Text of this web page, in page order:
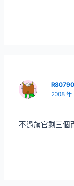
2008 年
不過旗官剩三個